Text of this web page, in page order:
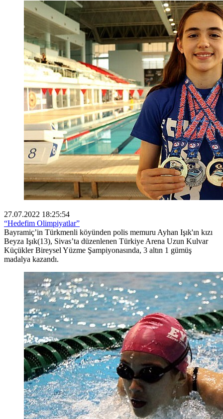
27.07.2022 18:25:54
“Hedefim Olimpiyatlar”
Bayramiç’in Türkmenli köyünden polis memuru Ayhan Işık'ın kızı
Beyza Işık(13), Sivas’ta düzenlenen Türkiye Arena Uzun Kulvar
Küçükler Bireysel Yüzme Şampiyonasında, 3 altın 1 gümüş
madalya kazandı.